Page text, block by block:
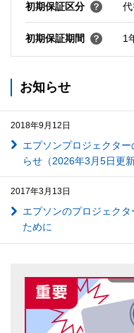
初期保証区分
初期保証期間 1
お知らせ
2018年9月12日
エプソンプロジェクタ
らせ（2026年3月5日更新
2017年3月13日
エプソンのプロジェク
ために